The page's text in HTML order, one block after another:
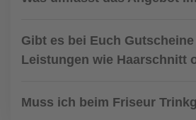
Gibt es bei Euch
Leistungen wie Haarschnitt
Muss ich beim Friseur